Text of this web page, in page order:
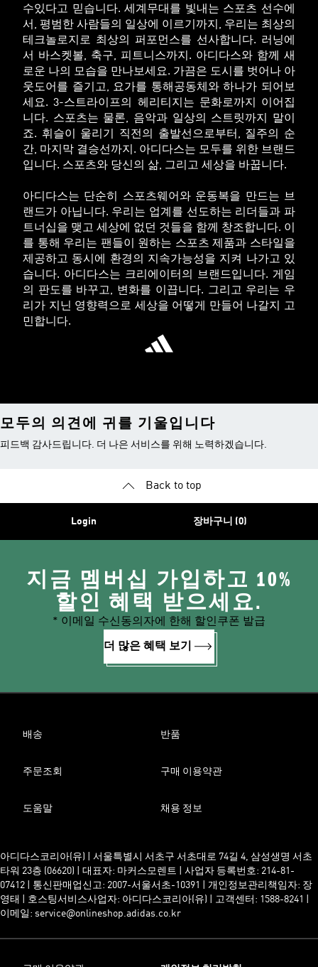
수있다고 믿습니다. 세계무대를 빛내는 스포츠 선수에
서, 평범한 사람들의 일상에 이르기까지, 우리는 최상의
테크놀로지로 최상의 퍼포먼스를 선사합니다. 러닝에
서 바스켓볼, 축구, 피트니스까지. 아디다스와 함께 새
로운 나의 모습을 만나보세요. 가끔은 도시를 벗어나 아
웃도어를 즐기고, 요가를 통해공동체와 하나가 되어보
세요. 3-스트라이프의 헤리티지는 문화로까지 이어집
니다. 스포츠는 물론, 음악과 일상의 스트릿까지 말이
죠. 휘슬이 울리기 직전의 출발선으로부터, 질주의 순
간, 마지막 결승선까지. 아디다스는 모두를 위한 브랜드
입니다. 스포츠와 당신의 삶, 그리고 세상을 바꿉니다.
아디다스는 단순히 스포츠웨어와 운동복을 만드는 브
랜드가 아닙니다. 우리는 업계를 선도하는 리더들과 파
트너십을 맺고 세상에 없던 것들을 함께 창조합니다. 이
를 통해 우리는 팬들이 원하는 스포츠 제품과 스타일을
제공하고 동시에 환경의 지속가능성을 지켜 나가고 있
습니다. 아디다스는 크리에이터의 브랜드입니다. 게임
의 판도를 바꾸고, 변화를 이끕니다. 그리고 우리는 우
리가 지닌 영향력으로 세상을 어떻게 만들어 나갈지 고
민합니다.
모두의 의견에 귀를 기울입니다
피드백 감사드립니다. 더 나은 서비스를 위해 노력하겠습니다.
Back to top
Login 장바구니 (0)
지금 멤버십 가입하고 10%
할인 혜택 받으세요.
* 이메일 수신동의자에 한해 할인쿠폰 발급
더 많은 혜택 보기
배송 반품
주문조회 구매 이용약관
도움말 채용 정보
아디다스코리아(유) | 서울특별시 서초구 서초대로 74길 4, 삼성생명 서초
타워 23층 (06620) | 대표자: 마커스모렌트 | 사업자 등록번호: 214-81-
07412 | 통신판매업신고: 2007-서울서초-10391 | 개인정보관리책임자: 장
영태 | 호스팅서비스사업자: 아디다스코리아(유) | 고객센터: 1588-8241 |
이메일: service@onlineshop.adidas.co.kr